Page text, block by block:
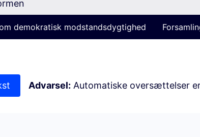
demokratisk modstandsdygtighed
Advarsel: Automatiske oversættelser